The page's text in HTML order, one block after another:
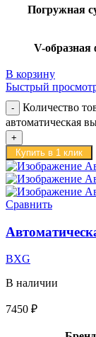
Погружная
V-образная
В корзину
Быстрый
Количество
автоматическая
Купить в 1 клик
Сравнить
BXG
В наличии
7450 ₽